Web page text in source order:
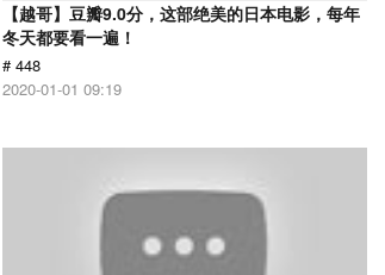
【越哥】豆瓣9.0分，这部绝美的日本电影，每年
冬天都要看一遍！
# 448
2020-01-01 09:19